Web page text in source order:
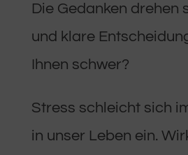
Die Gedanken drehen
und klare
Ihnen schwer?
Stress schleicht sich
in unser Leben ein.